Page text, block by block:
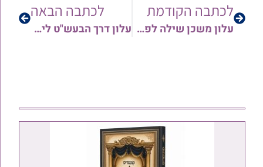
לכתבה הקודמת
עלון משכן שילה לפרשת נצבים וילך תשפ"ג
לכתבה הבאה
עלון דרך הבעש"ט לימי ראש השנה תשפ"ד